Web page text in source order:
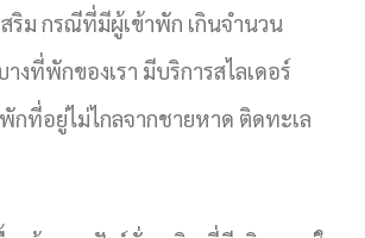
ริม กรณีที่มีผู้เข้าพัก เกินจำนวน
งที่พักของเรา มีบริการสไลเดอร์
กที่อยู่ไม่ไกลจากชายหาด ติดทะเล